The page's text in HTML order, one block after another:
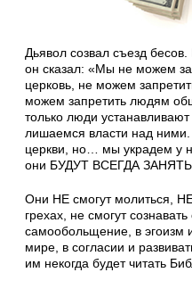
Дьявол созвал съезд
он сказал: «Мы не можем
церковь, не можем
можем запретить людям
только люди
лишаемся власти над ними.
церкви, но… мы украдем у
они БУДУТ ВСЕГДА
Они НЕ смогут молиться, НЕ
грехах, не смогут
самообольщение, в эгоизм
мире, в согласии и
им некогда будет читать